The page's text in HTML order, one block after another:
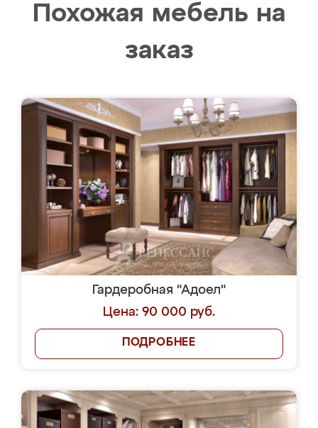
Похожая мебель на
заказ
Гардеробная "Адоел"
Цена: 90 000 руб.
ПОДРОБНЕЕ